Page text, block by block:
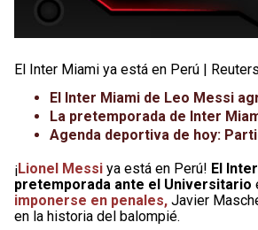
El Inter Miami ya está en Perú | Reuters
El Inter Miami de Leo Messi
La pretemporada de Inter
Agenda deportiva de hoy:
¡Lionel Messi ya está en Perú! El
pretemporada ante el Universitario
imponerse en penales, Javier
en la historia del balompié.